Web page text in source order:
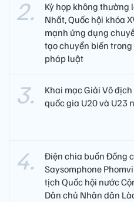
Kỳ họp không thường
Nhất, Quốc hội khóa
mạnh ứng dụng
tạo chuyển biến trong
pháp luật
Khai mạc Giải Vô
quốc gia U20 và U23
Điện chia buồn Đồng
Saysomphone
tịch Quốc hội nước
Dân chủ Nhân dân